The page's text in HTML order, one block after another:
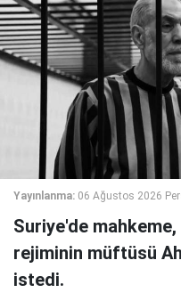
Yayınlanma: 06 Ağustos 2026
Suriye'de
rejiminin müftüsü
istedi.